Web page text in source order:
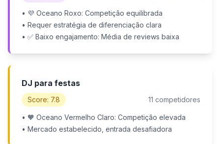
• 💜 Oceano Roxo: Competição equilibrada
• Requer estratégia de diferenciação clara
• ✅ Baixo engajamento: Média de reviews baixa
DJ para festas
Score: 7.8 11 competidores
• 🧡 Oceano Vermelho Claro: Competição elevada
• Mercado estabelecido, entrada desafiadora